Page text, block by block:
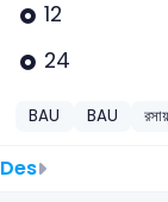
12
24
BAU BAU
Des